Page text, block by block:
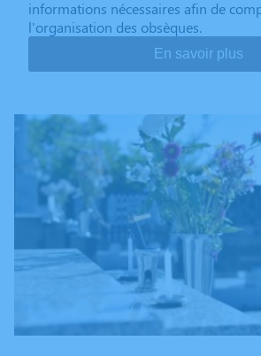
informations nécessaires afin de
l'organisation des obsèques.
En savoir plus